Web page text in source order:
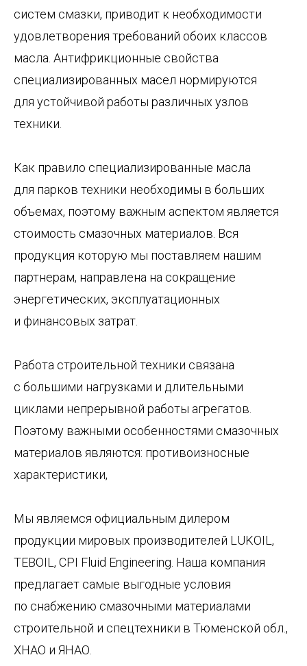
систем смазки, приводит к необходимости
удовлетворения требований обоих классов
масла. Антифрикционные свойства
специализированных масел нормируются
для устойчивой работы различных узлов
техники.
Как правило специализированные масла
для парков техники необходимы в больших
объемах, поэтому важным аспектом является
стоимость смазочных материалов. Вся
продукция которую мы поставляем нашим
партнерам, направлена на сокращение
энергетических, эксплуатационных
и финансовых затрат.
Работа строительной техники связана
с большими нагрузками и длительными
циклами непрерывной работы агрегатов.
Поэтому важными особенностями смазочных
материалов являются: противоизносные
характеристики,
Мы являемся официальным дилером
продукции мировых производителей LUKOIL,
TEBOIL, CPI Fluid Engineering. Наша компания
предлагает самые выгодные условия
по снабжению смазочными материалами
строительной и спецтехники в Тюменской обл.,
ХНАО и ЯНАО.